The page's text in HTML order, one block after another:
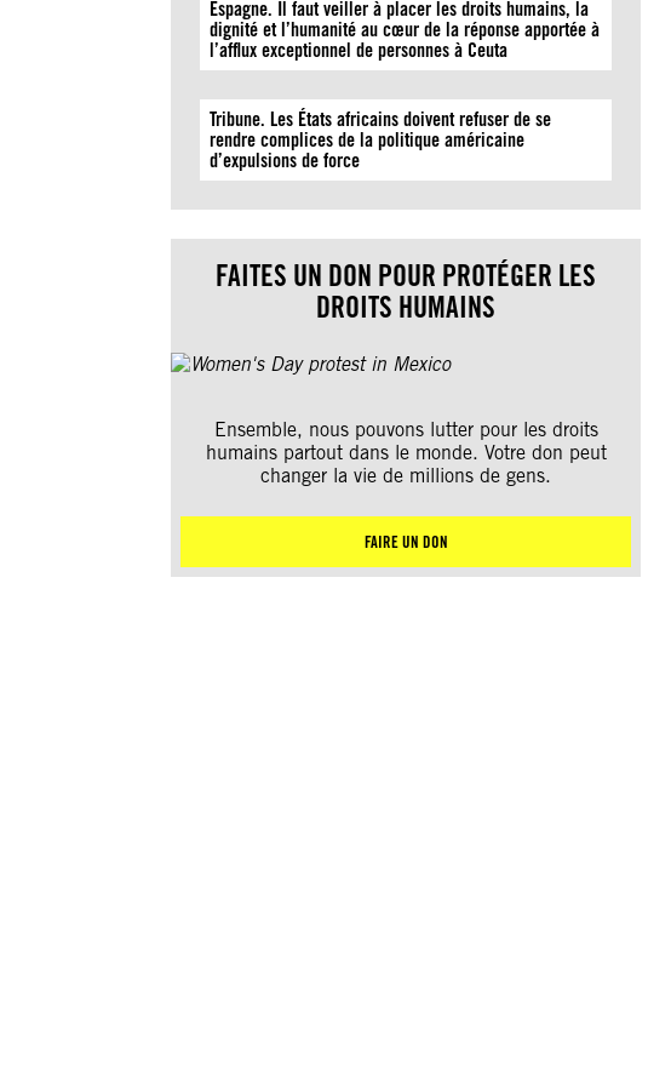
Espagne. Il faut veiller à placer les droits humains, la
dignité et l’humanité au cœur de la réponse apportée à
l’afflux exceptionnel de personnes à Ceuta
Tribune. Les États africains doivent refuser de se
rendre complices de la politique américaine
d’expulsions de force
FAITES UN DON POUR PROTÉGER LES
DROITS HUMAINS
Ensemble, nous pouvons lutter pour les droits
humains partout dans le monde. Votre don peut
changer la vie de millions de gens.
FAIRE UN DON